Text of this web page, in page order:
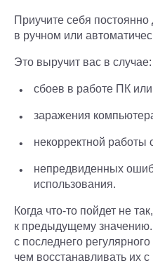
Приучите себя постоянно
в ручном или
Это выручит вас в случае:
сбоев в работе ПК
заражения
некорректной работы
непредвиденных
использования.
Когда что-то пойдет не
к предыдущему
с последнего
чем восстанавливать их с